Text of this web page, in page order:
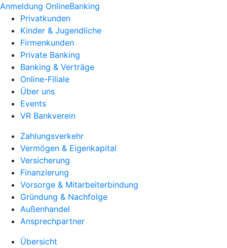
Anmeldung OnlineBanking
Privatkunden
Kinder & Jugendliche
Firmenkunden
Private Banking
Banking & Verträge
Online-Filiale
Über uns
Events
VR Bankverein
Zahlungsverkehr
Vermögen & Eigenkapital
Versicherung
Finanzierung
Vorsorge & Mitarbeiterbindung
Gründung & Nachfolge
Außenhandel
Ansprechpartner
Übersicht